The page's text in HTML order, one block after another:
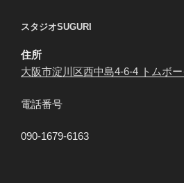
スタジオSUGURI
住所
大阪市淀川区西中島4-6-4 トムボ
電話番号
090-1679-6163